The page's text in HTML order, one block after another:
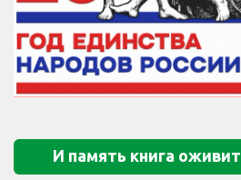
И память книга оживит